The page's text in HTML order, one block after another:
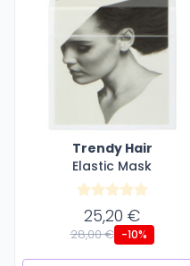
Trendy Hair
Elastic Mask
25,20 €
28,00 € -10%